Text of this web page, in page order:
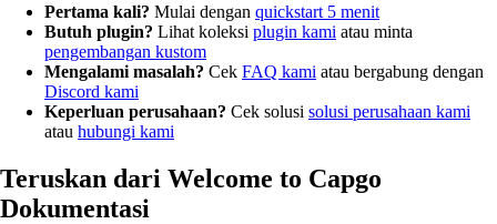
Pertama kali? Mulai dengan quickstart 5 menit
Butuh plugin? Lihat koleksi plugin kami atau minta
pengembangan kustom
Mengalami masalah? Cek FAQ kami atau bergabung dengan
Discord kami
Keperluan perusahaan? Cek solusi solusi perusahaan kami
atau hubungi kami
Teruskan dari Welcome to Capgo
Dokumentasi